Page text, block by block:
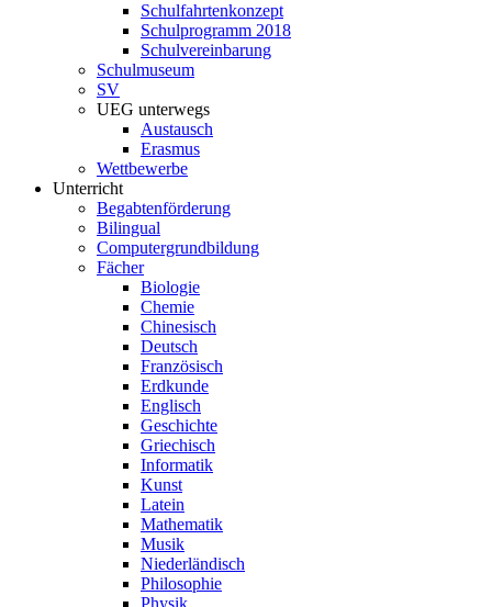
Schulfahrtenkonzept
Schulprogramm 2018
Schulvereinbarung
Schulmuseum
SV
UEG unterwegs
Austausch
Erasmus
Wettbewerbe
Unterricht
Begabtenförderung
Bilingual
Computergrundbildung
Fächer
Biologie
Chemie
Chinesisch
Deutsch
Französisch
Erdkunde
Englisch
Geschichte
Griechisch
Informatik
Kunst
Latein
Mathematik
Musik
Niederländisch
Philosophie
Physik